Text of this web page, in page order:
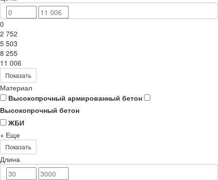
0
2 752
5 503
8 255
11 006
Показать
Материал
Высокопрочный армированный бетон
Высокопрочный бетон
ЖБИ
+ Еще
Показать
Длина